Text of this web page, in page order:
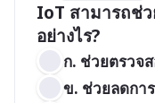
IoT สามารถช่
อย่างไร?
ก. ช่วยตรวจ
ข. ช่วยลดกา